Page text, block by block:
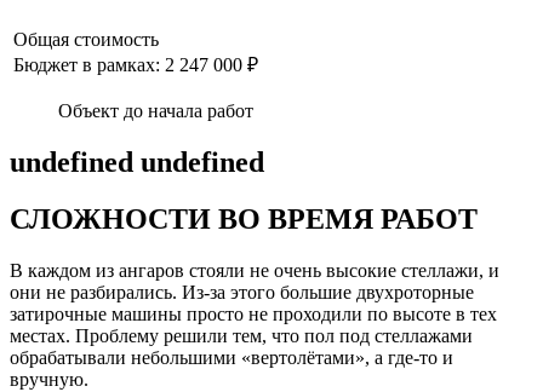
Общая стоимость
Бюджет в рамках: 2 247 000 ₽
Объект до начала работ
undefined undefined
СЛОЖНОСТИ ВО ВРЕМЯ РАБОТ
В каждом из ангаров стояли не очень высокие стеллажи, и
они не разбирались. Из-за этого большие двухроторные
затирочные машины просто не проходили по высоте в тех
местах. Проблему решили тем, что пол под стеллажами
обрабатывали небольшими «вертолётами», а где-то и
вручную.